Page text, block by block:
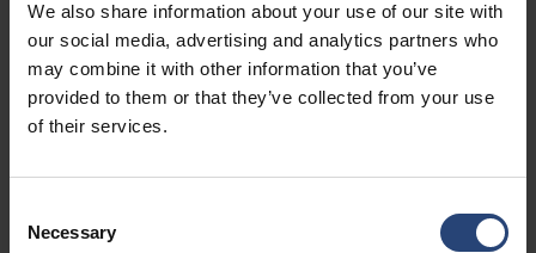
We also share information about your use of our site with
our social media, advertising and analytics partners who
may combine it with other information that you’ve
provided to them or that they’ve collected from your use
of their services.
Selection
Necessary
Hanover Park, IL 60133
+1 630-451-5345 x50103
Mostra sulla mappa
USA - Nefab Packaging North LLC -